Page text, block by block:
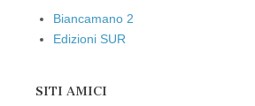
Biancamano 2
Edizioni SUR
SITI AMICI